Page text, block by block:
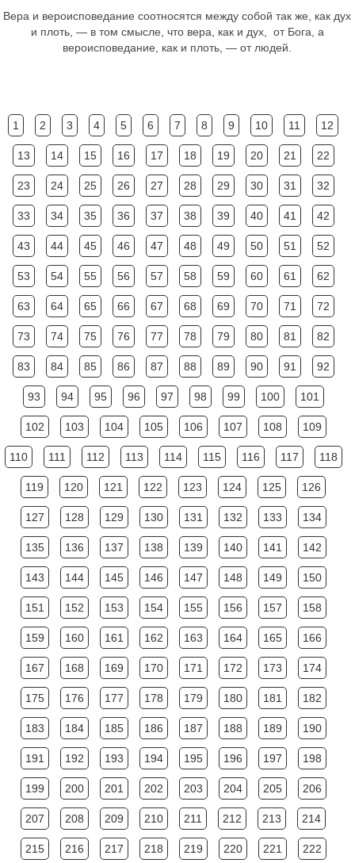
Вера и вероисповедание соотносятся между собой так же, как дух
и плоть, — в том смысле, что вера, как и дух, от Бога, а
вероисповедание, как и плоть, — от людей.
1 2 3 4 5 6 7 8 9 10 11 12
13 14 15 16 17 18 19 20 21 22
23 24 25 26 27 28 29 30 31 32
33 34 35 36 37 38 39 40 41 42
43 44 45 46 47 48 49 50 51 52
53 54 55 56 57 58 59 60 61 62
63 64 65 66 67 68 69 70 71 72
73 74 75 76 77 78 79 80 81 82
83 84 85 86 87 88 89 90 91 92
93 94 95 96 97 98 99 100 101
102 103 104 105 106 107 108 109
110 111 112 113 114 115 116 117 118
119 120 121 122 123 124 125 126
127 128 129 130 131 132 133 134
135 136 137 138 139 140 141 142
143 144 145 146 147 148 149 150
151 152 153 154 155 156 157 158
159 160 161 162 163 164 165 166
167 168 169 170 171 172 173 174
175 176 177 178 179 180 181 182
183 184 185 186 187 188 189 190
191 192 193 194 195 196 197 198
199 200 201 202 203 204 205 206
207 208 209 210 211 212 213 214
215 216 217 218 219 220 221 222